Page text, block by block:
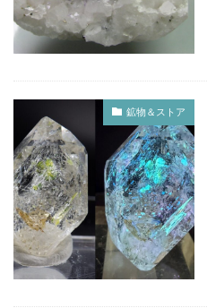
鉱物＆ストア